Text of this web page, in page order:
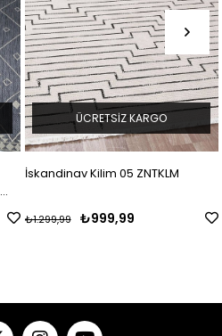
İskandinav Kilim 05 ZNTKLM
₺999,99
₺1.299,99
ÜCRETSIZ KARGO